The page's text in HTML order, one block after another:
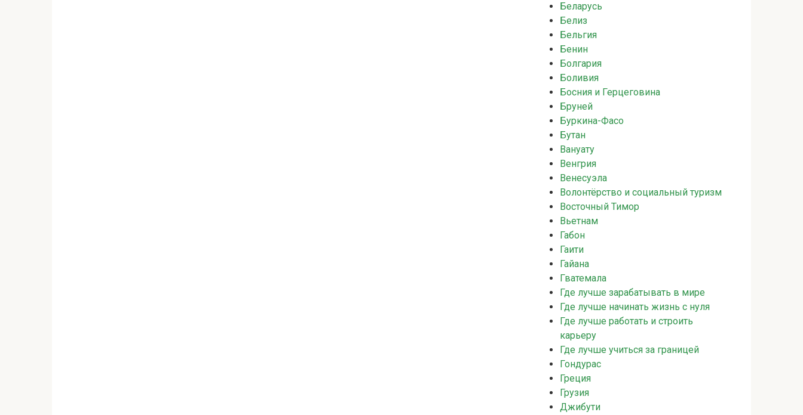
Беларусь
Белиз
Бельгия
Бенин
Болгария
Боливия
Босния и Герцеговина
Бруней
Буркина-Фасо
Бутан
Вануату
Венгрия
Венесуэла
Волонтёрство и социальный туризм
Восточный Тимор
Вьетнам
Габон
Гаити
Гайана
Гватемала
Где лучше зарабатывать в мире
Где лучше начинать жизнь с нуля
Где лучше работать и строить
карьеру
Где лучше учиться за границей
Гондурас
Греция
Грузия
Джибути